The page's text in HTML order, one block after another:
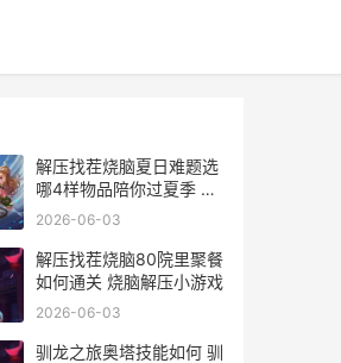
解压找茬烧脑夏日难题选
哪4样物品陪你过夏季 解
压烧脑益智大赛
2026-06-03
解压找茬烧脑80院里聚餐
如何通关 烧脑解压小游戏
2026-06-03
驯龙之旅奥塔技能如何 驯